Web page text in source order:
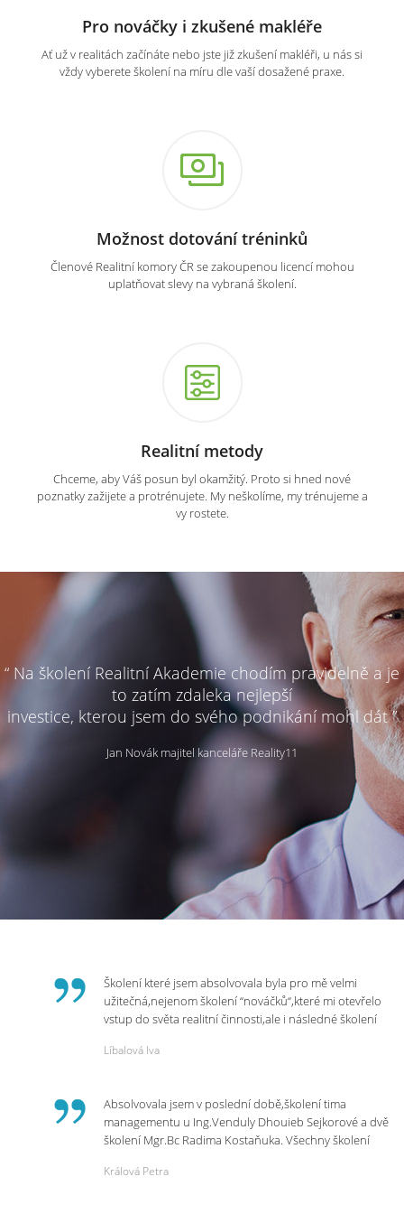
Pro nováčky i zkušené makléře
Ať už v realitách začínáte nebo jste již zkušení makléři, u nás si
vždy vyberete školení na míru dle vaší dosažené praxe.
Možnost dotování tréninků
Členové Realitní komory ČR se zakoupenou licencí mohou
uplatňovat slevy na vybraná školení.
Realitní metody
Chceme, aby Váš posun byl okamžitý. Proto si hned nové
poznatky zažijete a protrénujete. My neškolíme, my trénujeme a
vy rostete.
“ Na školení Realitní Akademie chodím pravidelně a je
to zatím zdaleka nejlepší
investice, kterou jsem do svého podnikání mohl dát ”
Jan Novák majitel kanceláře Reality11
Školení které jsem absolvovala byla pro mě velmi
užitečná,nejenom školení “nováčků“,které mi otevřelo
vstup do světa realitní činnosti,ale i následné školení
p.Vendulce která s nesmírnou lidskostí,přesto
potřebná školení,která Realitní Akademie umožňuje.
Líbalová Iva
Absolvovala jsem v poslední době,školení tima
managementu u Ing.Venduly Dhouieb Sejkorové a dvě
školení Mgr.Bc Radima Kostaňuka. Všechny školení
práci a na život.
Králová Petra